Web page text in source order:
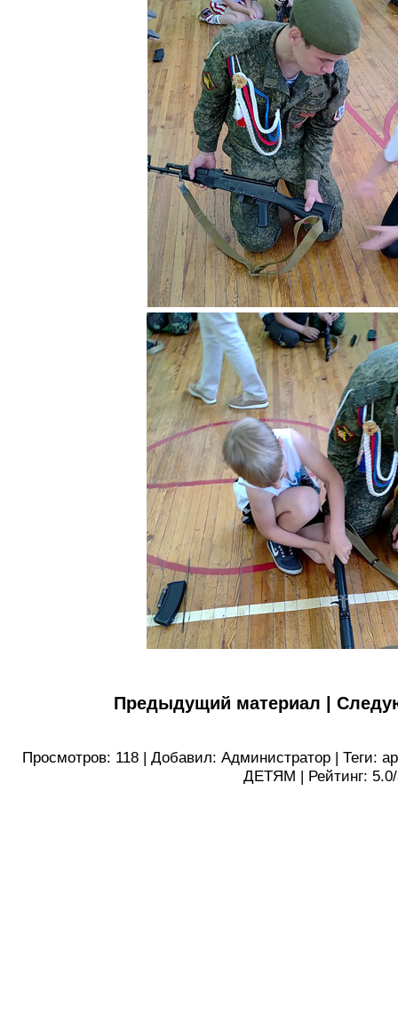
Предыдущий материал |
Просмотров: 118 | Добавил: Администратор | Теги:
ДЕТЯМ | Рейтинг: 5.0/